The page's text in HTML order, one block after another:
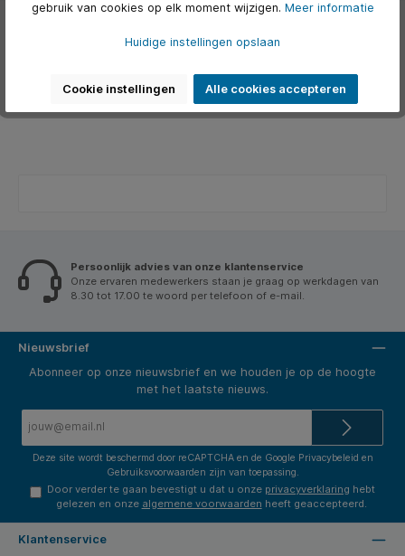
Eigenschappen
Beoordelingen
Persoonlijk advies van onze klantenservice
Onze ervaren medewerkers staan je graag op werkdagen van
8.30 tot 17.00 te woord per telefoon of e-mail.
Nieuwsbrief
Abonneer op onze nieuwsbrief en we houden je op de hoogte
met het laatste nieuws.
Deze site wordt beschermd door reCAPTCHA en de Google Privacybeleid en
Gebruiksvoorwaarden zijn van toepassing.
Door verder te gaan bevestigt u dat u onze privacyverklaring hebt
gelezen en onze algemene voorwaarden heeft geaccepteerd.
Klantenservice
gebruik van cookies op elk moment wijzigen. Meer informatie
Huidige instellingen opslaan
Cookie instellingen Alle cookies accepteren